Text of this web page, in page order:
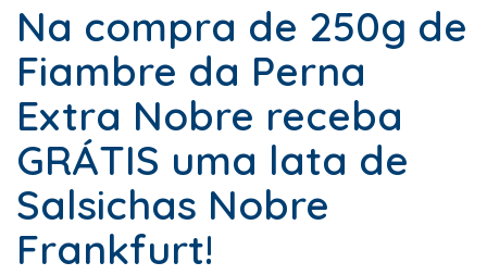
Na compra de 250g de
Fiambre da Perna
Extra Nobre receba
GRÁTIS uma lata de
Salsichas Nobre
Frankfurt!